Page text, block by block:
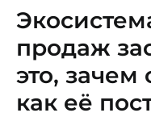
продаж
это,
как её